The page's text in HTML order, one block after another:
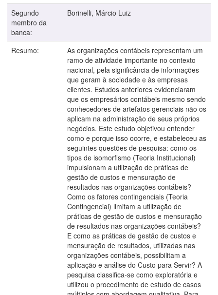
Segundo
membro da
banca:
Borinelli, Márcio Luiz
Resumo:
As organizações contábeis representam um
ramo de atividade importante no contexto
nacional, pela significância de informações
que geram à sociedade e às empresas
clientes. Estudos anteriores evidenciaram
que os empresários contábeis mesmo sendo
conhecedores de artefatos gerenciais não os
aplicam na administração de seus próprios
negócios. Este estudo objetivou entender
como e porque isso ocorre, e estabeleceu as
seguintes questões de pesquisa: como os
tipos de isomorfismo (Teoria Institucional)
impulsionam a utilização de práticas de
gestão de custos e mensuração de
resultados nas organizações contábeis?
Como os fatores contingenciais (Teoria
Contingencial) limitam a utilização de
práticas de gestão de custos e mensuração
de resultados nas organizações contábeis?
E como as práticas de gestão de custos e
mensuração de resultados, utilizadas nas
organizações contábeis, possibilitam a
aplicação e análise do Custo para Servir? A
pesquisa classifica-se como exploratória e
utilizou o procedimento de estudo de casos